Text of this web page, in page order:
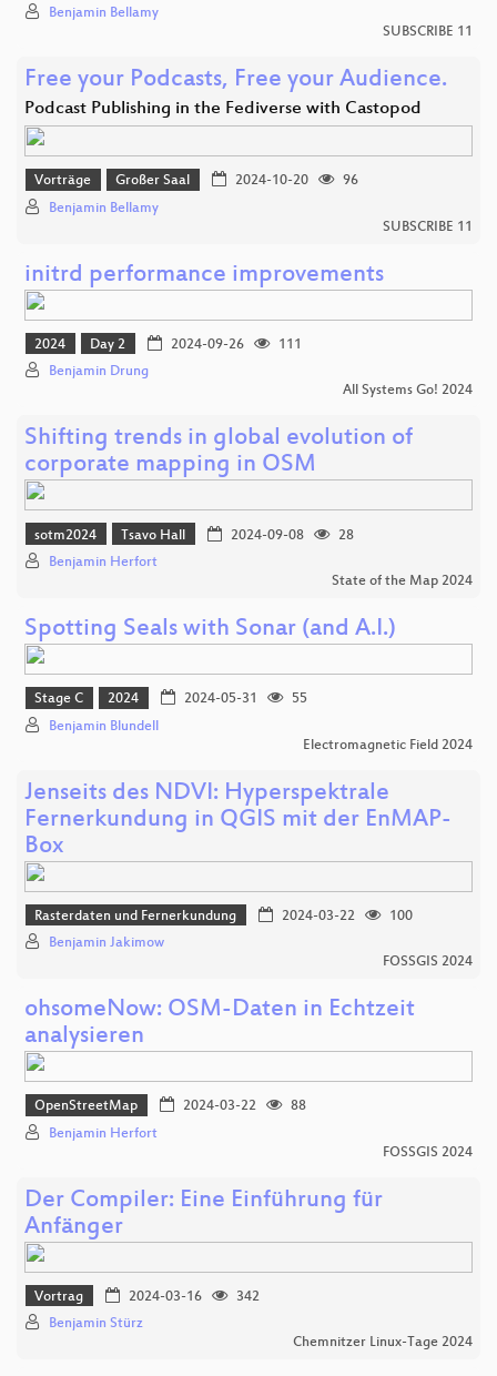
Benjamin Bellamy
SUBSCRIBE 11
Free your Podcasts, Free your Audience.
Podcast Publishing in the Fediverse with Castopod
Vorträge Großer Saal 2024-10-20
96
Benjamin Bellamy
SUBSCRIBE 11
initrd performance improvements
2024 Day 2 2024-09-26
111
Benjamin Drung
All Systems Go! 2024
Shifting trends in global evolution of
corporate mapping in OSM
sotm2024 Tsavo Hall 2024-09-08
28
Benjamin Herfort
State of the Map 2024
Spotting Seals with Sonar (and A.I.)
Stage C 2024 2024-05-31
55
Benjamin Blundell
Electromagnetic Field 2024
Jenseits des NDVI: Hyperspektrale
Fernerkundung in QGIS mit der EnMAP-
Box
Rasterdaten und Fernerkundung 2024-03-22
100
Benjamin Jakimow
FOSSGIS 2024
ohsomeNow: OSM-Daten in Echtzeit
analysieren
OpenStreetMap 2024-03-22
88
Benjamin Herfort
FOSSGIS 2024
Der Compiler: Eine Einführung für
Anfänger
Vortrag 2024-03-16
342
Benjamin Stürz
Chemnitzer Linux-Tage 2024